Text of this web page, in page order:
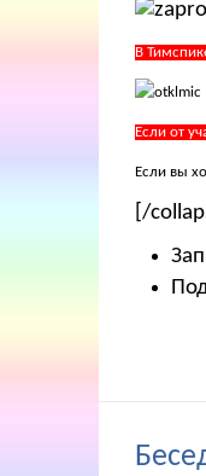
В
Если от
Если вы
[/